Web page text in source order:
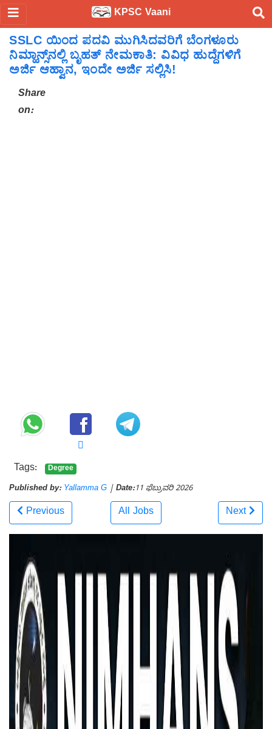
KPSC Vaani
SSLC ಯಿಂದ ಪದವಿ ಮುಗಿಸಿದವರಿಗೆ ಬೆಂಗಳೂರು
ನಿಮ್ಹಾನ್ಸ್‌ನಲ್ಲಿ ಬೃಹತ್ ನೇಮಕಾತಿ: ವಿವಿಧ ಹುದ್ದೆಗಳಿಗೆ
ಅರ್ಜಿ ಆಹ್ವಾನ, ಇಂದೇ ಅರ್ಜಿ ಸಲ್ಲಿಸಿ!
Share
on:
Tags: Degree
Published by: Yallamma G | Date:11 ಫೆಬ್ರುವರಿ 2026
Previous All Jobs Next